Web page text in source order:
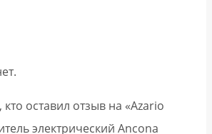
оставил отзыв на «Azario
электрический Ancona